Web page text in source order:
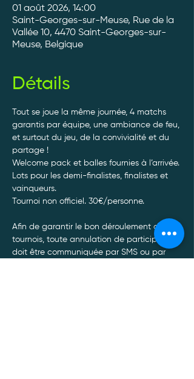
01 août 2026, 14:00
Saint-Georges-sur-Meuse, Rue de la
Vallée 10, 4470 Saint-Georges-sur-
Meuse, Belgique
Détails
Tout se joue la même journée, 4 matchs
garantis par équipe, une ambiance de feu,
et surtout du jeu, de la convivialité et du
partage !
Welcome pack et balles fournies à l’arrivée.
Lots pour les demi-finalistes, finalistes et
vainqueurs.
Tournoi non officiel. 30€/personne.
Afin de garantir le bon déroulement de nos
tournois, toute annulation de participation
doit être communiquée par SMS ou par